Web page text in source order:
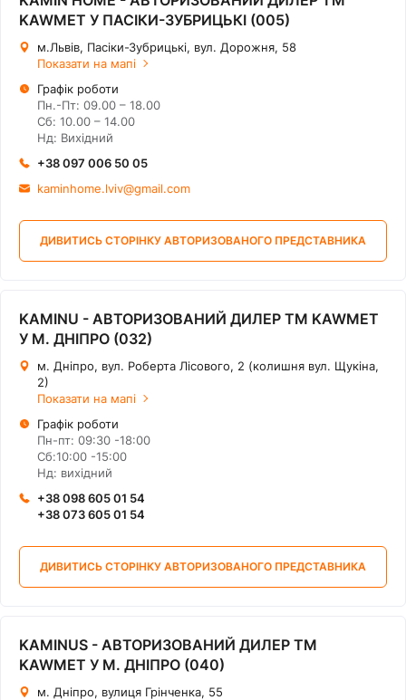
KAWMET У ПАСІКИ-ЗУБРИЦЬКІ (005)
м.Львів, Пасіки-Зубрицькі, вул. Дорожня, 58
Показати на мапі
Графік роботи
Пн.-Пт: 09.00 – 18.00
Сб: 10.00 – 14.00
Нд: Вихідний
+38 097 006 50 05
kaminhome.lviv@gmail.com
ДИВИТИСЬ СТОРІНКУ АВТОРИЗОВАНОГО ПРЕДСТАВНИКА
KAMINU - АВТОРИЗОВАНИЙ ДИЛЕР ТМ KAWMET
У М. ДНІПРО (032)
м. Дніпро, вул. Роберта Лісового, 2 (колишня вул. Щукіна,
2)
Показати на мапі
Графік роботи
Пн-пт: 09:30 -18:00
Сб:10:00 -15:00
Нд: вихідний
+‎38 098 605 01 54
+‎38 073 605 01 54
ДИВИТИСЬ СТОРІНКУ АВТОРИЗОВАНОГО ПРЕДСТАВНИКА
KAMINUS - АВТОРИЗОВАНИЙ ДИЛЕР ТМ
KAWMET У М. ДНІПРО (040)
м. Дніпро, вулиця Грінченка, 55